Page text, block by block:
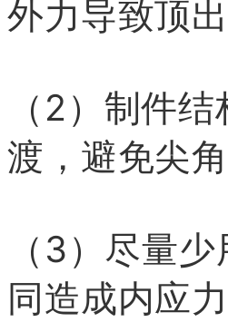
外力导致顶
（2）制件
渡，避免尖
（3）尽量
同造成内应力